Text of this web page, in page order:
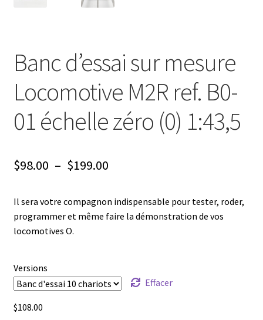
Banc d’essai sur mesure
Locomotive M2R ref. B0-
01 échelle zéro (0) 1:43,5
$98.00 – $199.00Plage
prix :
Il sera votre compagnon indispensable pour tester, roder,
programmer et même faire la démonstration de vos
locomotives O.
Versions
Effacer
$108.00